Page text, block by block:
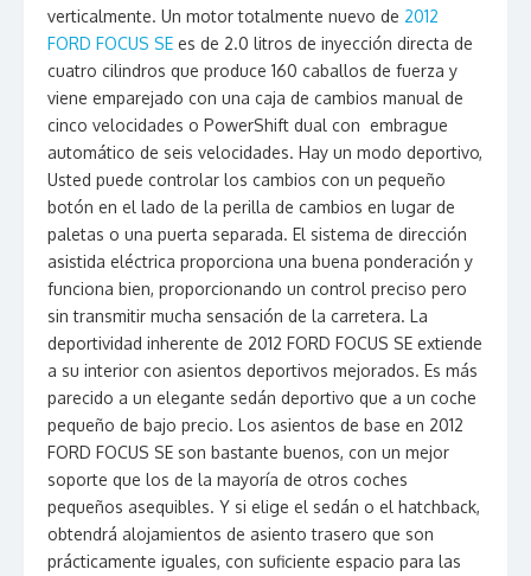
verticalmente. Un motor totalmente nuevo de 2012
FORD FOCUS SE es de 2.0 litros de inyección directa de
cuatro cilindros que produce 160 caballos de fuerza y
viene emparejado con una caja de cambios manual de
cinco velocidades o PowerShift dual con embrague
automático de seis velocidades. Hay un modo deportivo,
Usted puede controlar los cambios con un pequeño
botón en el lado de la perilla de cambios en lugar de
paletas o una puerta separada. El sistema de dirección
asistida eléctrica proporciona una buena ponderación y
funciona bien, proporcionando un control preciso pero
sin transmitir mucha sensación de la carretera. La
deportividad inherente de 2012 FORD FOCUS SE extiende
a su interior con asientos deportivos mejorados. Es más
parecido a un elegante sedán deportivo que a un coche
pequeño de bajo precio. Los asientos de base en 2012
FORD FOCUS SE son bastante buenos, con un mejor
soporte que los de la mayoría de otros coches
pequeños asequibles. Y si elige el sedán o el hatchback,
obtendrá alojamientos de asiento trasero que son
prácticamente iguales, con suficiente espacio para las